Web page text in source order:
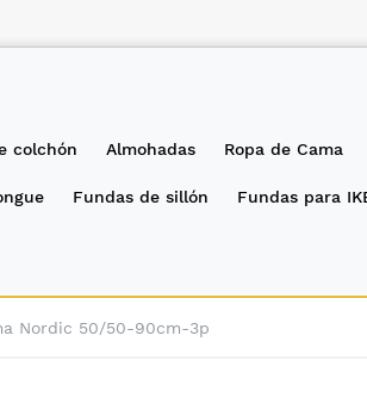
colchón Almohadas Ropa de Cama
Fundas de sillón Fundas para
Nordic 50/50-90cm-3p